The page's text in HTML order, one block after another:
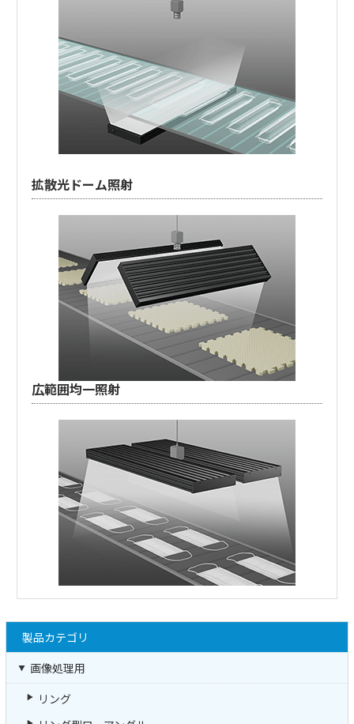
拡散光ドーム照射
広範囲均一照射
製品カテゴリ
画像処理用
リング